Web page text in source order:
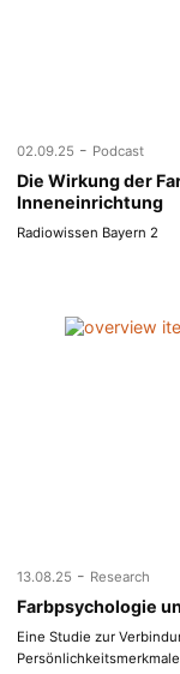
02.09.25 - Podcast
Die Wirkung der
Inneneinrichtung
Radiowissen Bayern 2
13.08.25 - Research
Farbpsychologie
Eine Studie zur